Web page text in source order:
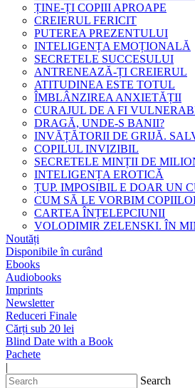
ȚINE-ȚI COPIII APROAPE
CREIERUL FERICIT
PUTEREA PREZENTULUI
INTELIGENȚA EMOȚIONALĂ
SECRETELE SUCCESULUI
ANTRENEAZĂ-ȚI CREIERUL
ATITUDINEA ESTE TOTUL
ÎMBLÂNZIREA ANXIETĂȚII
CURAJUL DE A FI
DRAGĂ, UNDE-S BANII?
INVĂȚĂTORII DE GRIJĂ.
COPILUL INVIZIBIL
SECRETELE MINȚII DE
INTELIGENȚA EROTICĂ
ȚUP. IMPOSIBIL E DOAR UN
CUM SĂ LE VORBIM
CARTEA ÎNȚELEPCIUNII
VOLODIMIR ZELENSKI. ÎN
Noutăți
Disponibile în curând
Ebooks
Audiobooks
Imprints
Newsletter
Reduceri Finale
Cărți sub 20 lei
Blind Date with a Book
Pachete
|
Search